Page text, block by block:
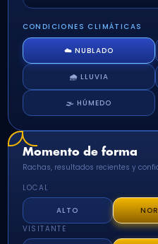
CONDICIONES CLIMÁTICAS
☁️ NUBLADO
🌧️ LLUVIA
🌫️ HÚMEDO
Momento de forma
Rachas, resultados recientes y
LOCAL
ALTO
VISITANTE